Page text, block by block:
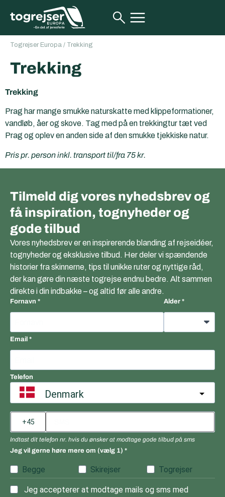
Togrejser Europa / Trekking
Trekking
Trekking
Prag har mange smukke naturskatte med klippeformationer,
vandløb, åer og skove. Tag med på en trekkingtur tæt ved
Prag og oplev en anden side af den smukke tjekkiske natur.
Pris pr. person inkl. transport til/fra 75 kr.
Tilmeld dig vores nyhedsbrev og
få inspiration, tognyheder og
gode tilbud
Vores nyhedsbrev er en inspirerende blanding af rejseidéer,
tognyheder og eksklusive tilbud. Her deler vi spændende
historier fra skinnerne, tips til unikke ruter og nyttige råd,
der kan gøre din næste togrejse endnu bedre. Alt sammen
direkte i din indbakke – og altid før alle andre.
Fornavn Alder
Email
Telefon
Denmark
Indtast dit telefon nr. hvis du ønsker at modtage gode tilbud på sms
Jeg vil gerne høre mere om (vælg 1)
Begge Skirejser Togrejser
Jeg accepterer at modtage mails og sms med